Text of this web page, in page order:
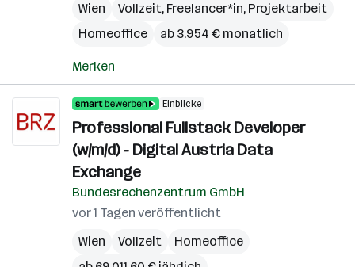
Wien
Vollzeit, Freelancer*in, Projektarbeit
Homeoffice
ab 3.954 € monatlich
Merken
Einblicke
Professional Fullstack Developer
(w/m/d) - Digital Austria Data
Exchange
Bundesrechenzentrum GmbH
vor 1 Tagen veröffentlicht
Wien
Vollzeit
Homeoffice